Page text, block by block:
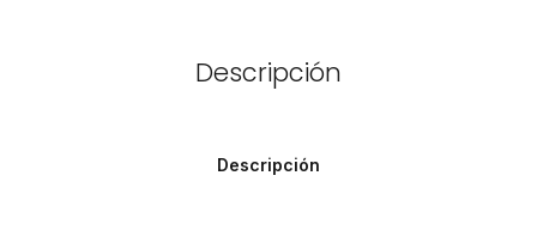
Descripción
Descripción